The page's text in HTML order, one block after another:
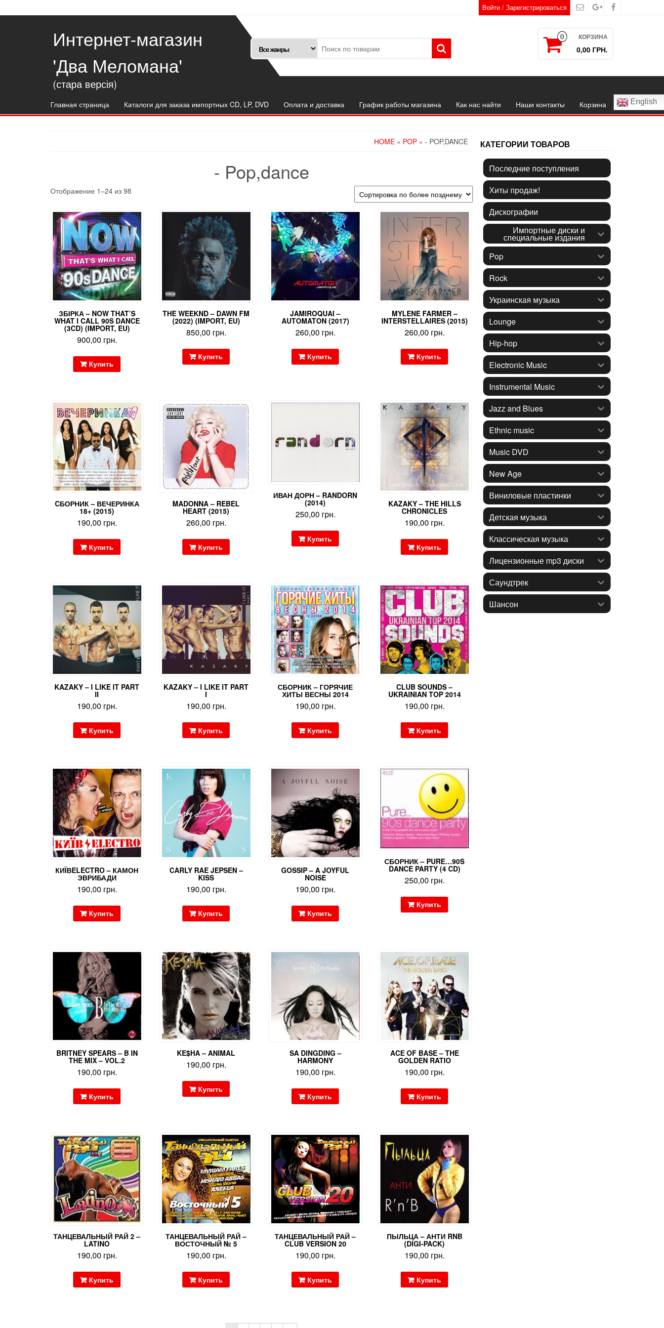
Войти / Зарегистрироваться
Интернет-магазин
'Два Меломана'
(стара версія)
0 КОРЗИНА
0,00 ГРН.
Главная страница Каталоги для заказа импортных CD, LP, DVD Оплата и доставка График работы магазина Как нас найти Наши контакты Корзина English
HOME » POP » - POP,DANCE
- Pop,dance
Отображение 1–24 из 98
ЗБІРКА – NOW THAT’S
WHAT I CALL 90S DANCE
(3CD) (IMPORT, EU)
900,00 грн.
Купить
THE WEEKND – DAWN FM
(2022) (IMPORT, EU)
850,00 грн.
Купить
JAMIROQUAI –
AUTOMATON (2017)
260,00 грн.
Купить
MYLENE FARMER –
INTERSTELLAIRES (2015)
260,00 грн.
Купить
CБОРНИК – ВЕЧЕРИНКА
18+ (2015)
190,00 грн.
Купить
MADONNA – REBEL
HEART (2015)
260,00 грн.
Купить
ИВАН ДОРН – RANDORN
(2014)
250,00 грн.
Купить
KAZAKY – THE HILLS
CHRONICLES
190,00 грн.
Купить
KAZAKY – I LIKE IT PART
II
190,00 грн.
Купить
KAZAKY – I LIKE IT PART
I
190,00 грн.
Купить
СБОРНИК – ГОРЯЧИЕ
ХИТЫ ВЕСНЫ 2014
190,00 грн.
Купить
CLUB SOUNDS –
UKRAINIAN TOP 2014
190,00 грн.
Купить
КИЇВELECTRO – КАМОН
ЭВРИБАДИ
190,00 грн.
Купить
CARLY RAE JEPSEN –
KISS
190,00 грн.
Купить
GOSSIP – A JOYFUL
NOISE
190,00 грн.
Купить
СБОРНИК – PURE…90S
DANCE PARTY (4 CD)
250,00 грн.
Купить
BRITNEY SPEARS – B IN
THE MIX – VOL.2
190,00 грн.
Купить
KE$HA – ANIMAL
190,00 грн.
Купить
SA DINGDING –
HARMONY
190,00 грн.
Купить
ACE OF BASE – THE
GOLDEN RATIO
190,00 грн.
Купить
ТАНЦЕВАЛЬНЫЙ РАЙ 2 –
LATINO
190,00 грн.
Купить
ТАНЦЕВАЛЬНЫЙ РАЙ –
ВОСТОЧНЫЙ № 5
190,00 грн.
Купить
ТАНЦЕВАЛЬНЫЙ РАЙ –
CLUB VERSION 20
190,00 грн.
Купить
ПЫЛЬЦА – АНТИ RNB
(DIGI-PACK)
190,00 грн.
Купить
КАТЕГОРИИ ТОВАРОВ
Последние поступления
Хиты продаж!
Дискографии
Импортные диски и
специальные издания
Pop
Rock
Украинская музыка
Lounge
Hip-hop
Electronic Music
Instrumental Music
Jazz and Blues
Ethnic music
Music DVD
New Age
Виниловые пластинки
Детская музыка
Классическая музыка
Лицензионные mp3 диски
Саундтрек
Шансон